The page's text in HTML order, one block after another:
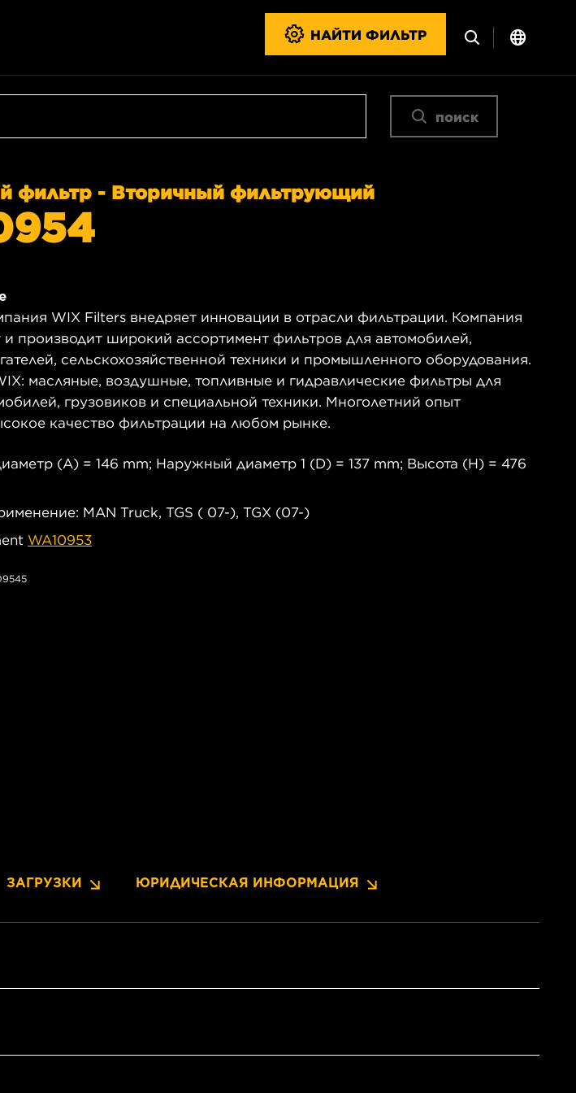
НАЙТИ ФИЛЬТР
поиск
фильтр - Вторичный фильтрующий
WIX Filters внедряет инновации в отрасли фильтрации. Компания
и производит широкий ассортимент фильтров для автомобилей,
сельскохозяйственной техники и промышленного оборудования.
масляные, воздушные, топливные и гидравлические фильтры для
грузовиков и специальной техники. Многолетний опыт
качество фильтрации на любом рынке.
(A) = 146 mm; Наружный диаметр 1 (D) = 137 mm; Высота (H) = 476
MAN Truck, TGS ( 07-), TGX (07-)
WA10953
ЗАГРУЗКИ ЮРИДИЧЕСКАЯ ИНФОРМАЦИЯ